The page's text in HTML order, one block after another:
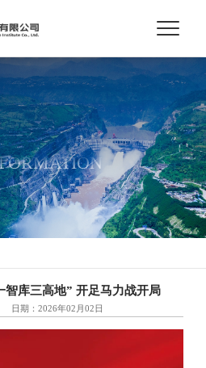
智库三高地” 开足马力战开局
日期：2026年02月02日